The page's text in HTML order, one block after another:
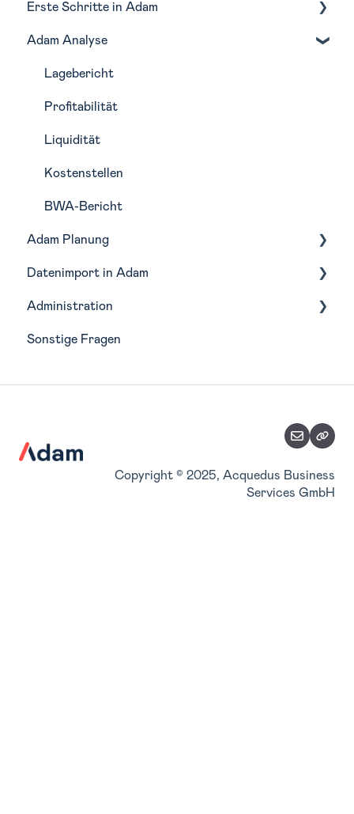
Erste Schritte in Adam
Navigation
Monatliche Routine in Adam
Adam Analyse
Lagebericht
Profitabilität
Liquidität
Kostenstellen
BWA-Bericht
Adam Planung
Budgetierung
Forecasting
Szenarien
Datenimport in Adam
Buchhaltungstools
Integrationen
Administration
Wirtschaftsjahre
Accountverwaltung
Sonstige Fragen
Copyright © 2025, Acquedus Business
Services GmbH